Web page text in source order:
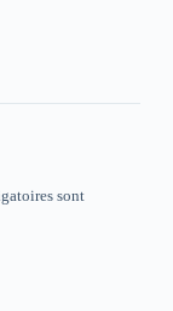
sont